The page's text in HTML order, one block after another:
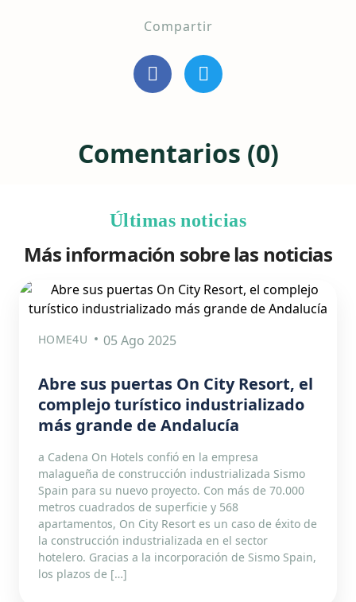
Compartir
Comentarios (0)
Últimas noticias
Más información sobre las noticias
HOME4U 05 Ago 2025
Abre sus puertas On City Resort, el
complejo turístico industrializado
más grande de Andalucía
a Cadena On Hotels confió en la empresa
malagueña de construcción industrializada Sismo
Spain para su nuevo proyecto. Con más de 70.000
metros cuadrados de superficie y 568
apartamentos, On City Resort es un caso de éxito de
la construcción industrializada en el sector
hotelero. Gracias a la incorporación de Sismo Spain,
los plazos de […]